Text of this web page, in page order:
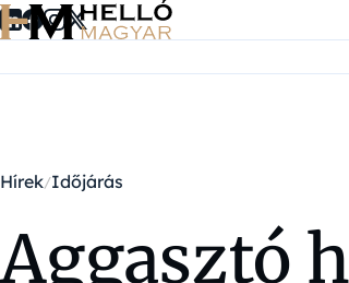
Ugrás a tartalomra
Hírek Időjárás
Aggasztó